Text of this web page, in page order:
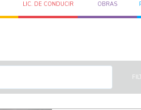
LIC. DE CONDUCIR OBRAS